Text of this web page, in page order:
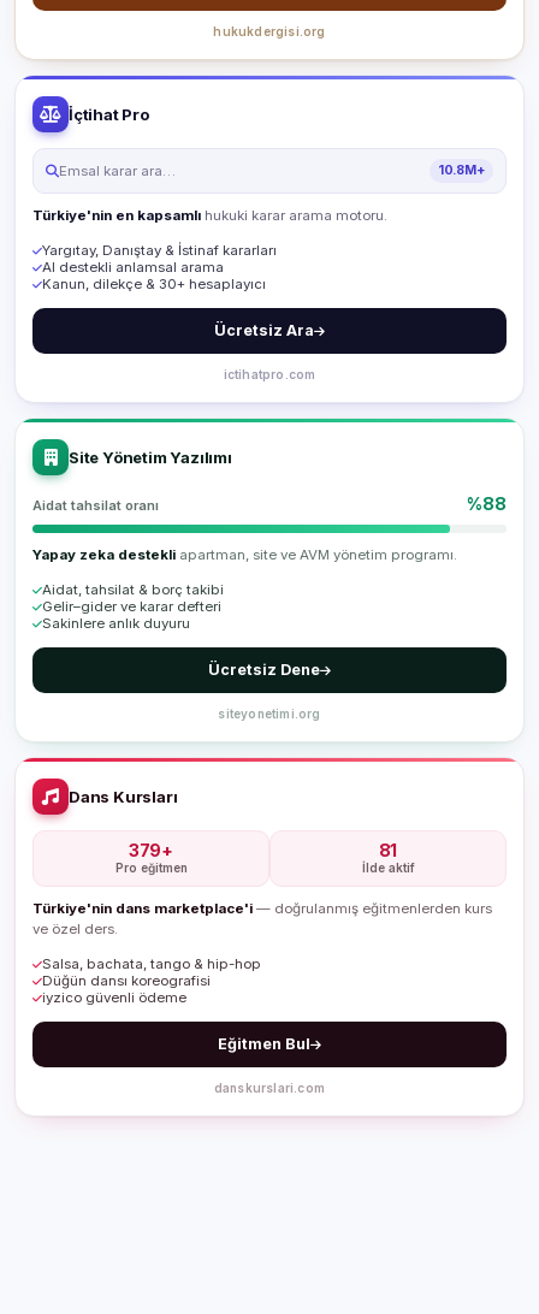
hukukdergisi.org
İçtihat Pro
Emsal karar ara… 10.8M+
Türkiye'nin en kapsamlı hukuki karar arama motoru.
Yargıtay, Danıştay & İstinaf kararları
AI destekli anlamsal arama
Kanun, dilekçe & 30+ hesaplayıcı
Ücretsiz Ara
ictihatpro.com
Site Yönetim Yazılımı
Aidat tahsilat oranı %88
Yapay zeka destekli apartman, site ve AVM yönetim programı.
Aidat, tahsilat & borç takibi
Gelir–gider ve karar defteri
Sakinlere anlık duyuru
Ücretsiz Dene
siteyonetimi.org
Dans Kursları
379+
Pro eğitmen
81
İlde aktif
Türkiye'nin dans marketplace'i — doğrulanmış eğitmenlerden kurs
ve özel ders.
Salsa, bachata, tango & hip-hop
Düğün dansı koreografisi
iyzico güvenli ödeme
Eğitmen Bul
danskurslari.com